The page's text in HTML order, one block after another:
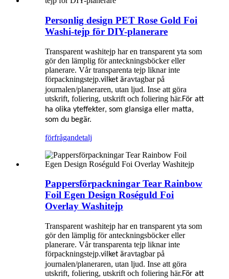
Personlig design PET Rose Gold Foi
Washi-tejp för DIY-planerare
Transparent washitejp har en transparent yta som
gör den lämplig för anteckningsböcker eller
planerare. Vår transparenta tejp liknar inte
förpackningstejp.vilket äravtagbar på
journalen/planeraren, utan ljud. Inse att göra
utskrift, foliering, utskrift och foliering här.För att
ha olika yteffekter, som glansiga eller matta,
som du begär.
förfrågandetalj
Pappersförpackningar Tear Rainbow
Foil Egen Design Roséguld Foi
Overlay Washitejp
Transparent washitejp har en transparent yta som
gör den lämplig för anteckningsböcker eller
planerare. Vår transparenta tejp liknar inte
förpackningstejp.vilket äravtagbar på
journalen/planeraren, utan ljud. Inse att göra
utskrift, foliering, utskrift och foliering här.För att